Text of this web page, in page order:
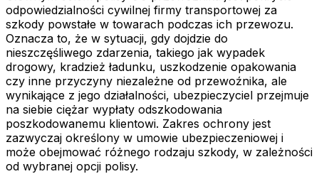
odpowiedzialności cywilnej firmy transportowej za
szkody powstałe w towarach podczas ich przewozu.
Oznacza to, że w sytuacji, gdy dojdzie do
nieszczęśliwego zdarzenia, takiego jak wypadek
drogowy, kradzież ładunku, uszkodzenie opakowania
czy inne przyczyny niezależne od przewoźnika, ale
wynikające z jego działalności, ubezpieczyciel przejmuje
na siebie ciężar wypłaty odszkodowania
poszkodowanemu klientowi. Zakres ochrony jest
zazwyczaj określony w umowie ubezpieczeniowej i
może obejmować różnego rodzaju szkody, w zależności
od wybranej opcji polisy.